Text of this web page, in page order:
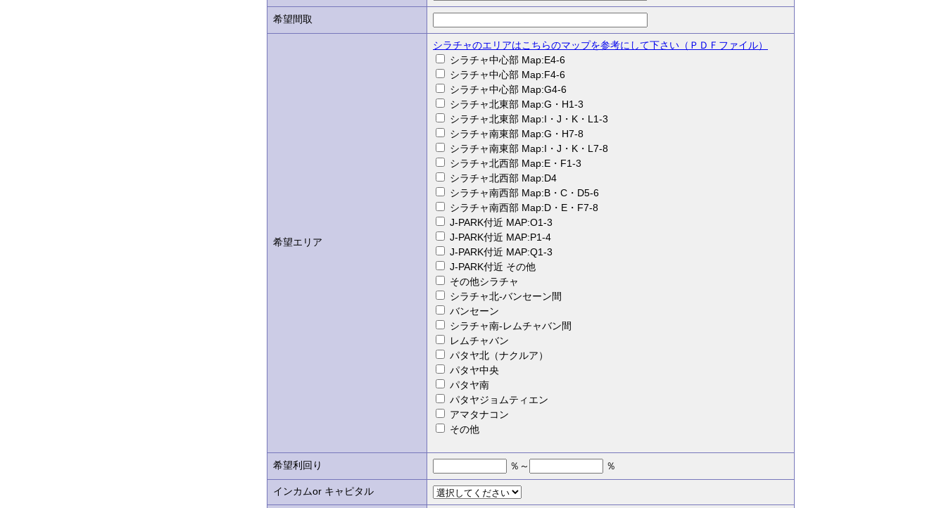
希望間取
希望エリア
シラチャのエリアはこちらのマップを参考にして下さい（ＰＤＦファイル）
シラチャ中心部 Map:E4-6
シラチャ中心部 Map:F4-6
シラチャ中心部 Map:G4-6
シラチャ北東部 Map:G・H1-3
シラチャ北東部 Map:I・J・K・L1-3
シラチャ南東部 Map:G・H7-8
シラチャ南東部 Map:I・J・K・L7-8
シラチャ北西部 Map:E・F1-3
シラチャ北西部 Map:D4
シラチャ南西部 Map:B・C・D5-6
シラチャ南西部 Map:D・E・F7-8
J-PARK付近 MAP:O1-3
J-PARK付近 MAP:P1-4
J-PARK付近 MAP:Q1-3
J-PARK付近 その他
その他シラチャ
シラチャ北-バンセーン間
バンセーン
シラチャ南-レムチャバン間
レムチャバン
パタヤ北（ナクルア）
パタヤ中央
パタヤ南
パタヤジョムティエン
アマタナコン
その他
希望利回り ％～ ％
インカムor キャピタル